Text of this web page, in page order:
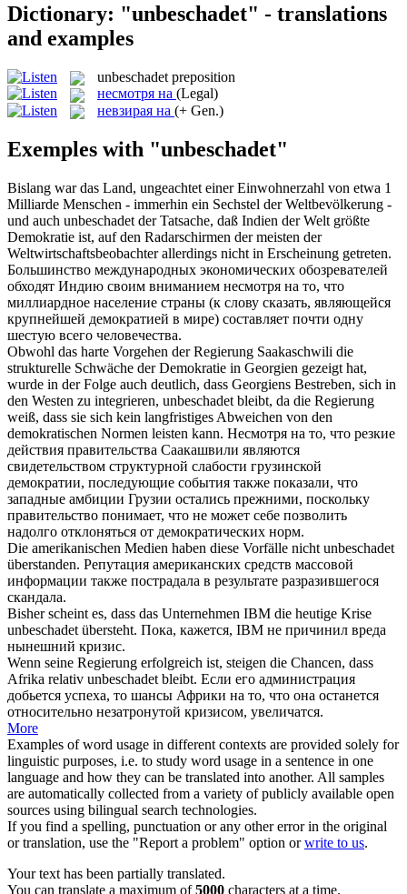
Dictionary: "unbeschadet" - translations
and examples
unbeschadet preposition
несмотря на (Legal)
невзирая на (+ Gen.)
Exemples with "unbeschadet"
Bislang war das Land, ungeachtet einer Einwohnerzahl von etwa 1
Milliarde Menschen - immerhin ein Sechstel der Weltbevölkerung -
und auch unbeschadet der Tatsache, daß Indien der Welt größte
Demokratie ist, auf den Radarschirmen der meisten der
Weltwirtschaftsbeobachter allerdings nicht in Erscheinung getreten.
Большинство международных экономических обозревателей
обходят Индию своим вниманием несмотря на то, что
миллиардное население страны (к слову сказать, являющейся
крупнейшей демократией в мире) составляет почти одну
шестую всего человечества.
Obwohl das harte Vorgehen der Regierung Saakaschwili die
strukturelle Schwäche der Demokratie in Georgien gezeigt hat,
wurde in der Folge auch deutlich, dass Georgiens Bestreben, sich in
den Westen zu integrieren, unbeschadet bleibt, da die Regierung
weiß, dass sie sich kein langfristiges Abweichen von den
demokratischen Normen leisten kann. Несмотря на то, что резкие
действия правительства Саакашвили являются
свидетельством структурной слабости грузинской
демократии, последующие события также показали, что
западные амбиции Грузии остались прежними, поскольку
правительство понимает, что не может себе позволить
надолго отклоняться от демократических норм.
Die amerikanischen Medien haben diese Vorfälle nicht unbeschadet
überstanden. Репутация американских средств массовой
информации также пострадала в результате разразившегося
скандала.
Bisher scheint es, dass das Unternehmen IBM die heutige Krise
unbeschadet übersteht. Пока, кажется, IBM не причинил вреда
нынешний кризис.
Wenn seine Regierung erfolgreich ist, steigen die Chancen, dass
Afrika relativ unbeschadet bleibt. Если его администрация
добьется успеха, то шансы Африки на то, что она останется
относительно незатронутой кризисом, увеличатся.
More
Examples of word usage in different contexts are provided solely for
linguistic purposes, i.e. to study word usage in a sentence in one
language and how they can be translated into another. All samples
are automatically collected from a variety of publicly available open
sources using bilingual search technologies.
If you find a spelling, punctuation or any other error in the original
or translation, use the "Report a problem" option orwrite to us.
Your text has been partially translated.
You can translate a maximum of5000 characters at a time.